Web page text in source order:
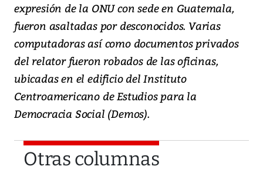
expresión de la ONU con sede en Guatemala,
fueron asaltadas por desconocidos. Varias
computadoras así como documentos privados
del relator fueron robados de las oficinas,
ubicadas en el edificio del Instituto
Centroamericano de Estudios para la
Democracia Social (Demos).
Otras columnas